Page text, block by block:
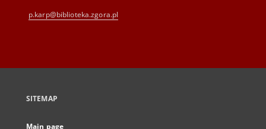
p.karp@biblioteka.zgora.pl
SITEMAP
Main page